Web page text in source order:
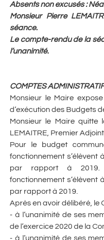
Absents non excusés :
Monsieur Pierre
séance.
Le compte-rendu de la
l’unanimité.
COMPTES
Monsieur le Maire
d’exécution des Budgets
Monsieur le Maire quitte
LEMAITRE, Premier
Pour le budget
fonctionnement s’élèvent à
par rapport à 2019.
fonctionnement s’élèvent à
par rapport à 2019.
Après en avoir délibéré, le
- à l’unanimité de ses
de l’exercice 2020 de la
- à l’unanimité de ses